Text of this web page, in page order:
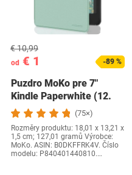
od € 1
€ 10,99
-89 %
Puzdro MoKo pre 7"
Kindle Paperwhite (12.
generácia-2024) a…
(75×)
Rozměry produktu: 18,01 x 13,21 x
1,5 cm; 127,01 gramů Výrobce:
MoKo. ASIN: B0DKFFRK4V. Číslo
modelu: P840401440810.…